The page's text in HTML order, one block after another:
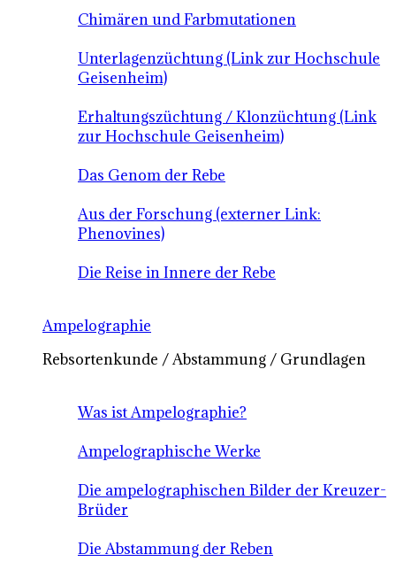
Chimären und Farbmutationen
Unterlagenzüchtung (Link zur Hochschule
Geisenheim)
Erhaltungszüchtung / Klonzüchtung (Link
zur Hochschule Geisenheim)
Das Genom der Rebe
Aus der Forschung (externer Link:
Phenovines)
Die Reise in Innere der Rebe
Ampelographie
Rebsortenkunde / Abstammung / Grundlagen
Was ist Ampelographie?
Ampelographische Werke
Die ampelographischen Bilder der Kreuzer-
Brüder
Die Abstammung der Reben